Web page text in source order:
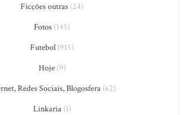
Ficções outras (24)
Fotos (145)
Futebol (915)
Hoje(9)
Redes Sociais, Blogosfera (62)
Linkaria(1)